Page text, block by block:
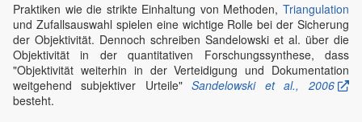
Praktiken wie die strikte Einhaltung von Methoden, Triangulation
und Zufallsauswahl spielen eine wichtige Rolle bei der Sicherung
der Objektivität. Dennoch schreiben Sandelowski et al. über die
Objektivität in der quantitativen Forschungssynthese, dass
"Objektivität weiterhin in der Verteidigung und Dokumentation
weitgehend subjektiver Urteile"Sandelowski et al., 2006
besteht.